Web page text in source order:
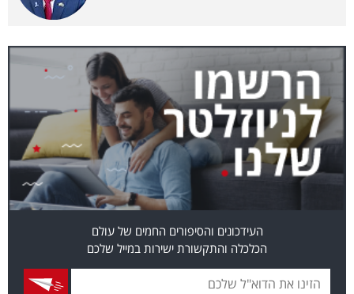
פודקאסט
40
UNDER
40
העידכונים והסיפורים החמים של עולם
הכלכלה והתקשורת ישירות במייל שלכם